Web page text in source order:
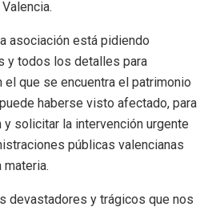
asociación está pidiendo
y todos los detalles para
que se encuentra el patrimonio
haberse visto afectado, para
solicitar la intervención urgente
públicas valencianas
devastadores y trágicos que nos